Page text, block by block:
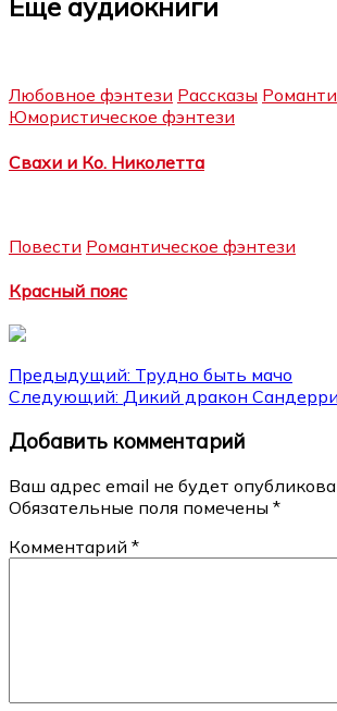
Еще аудиокниги
Любовное фэнтези Рассказы
Юмористическое фэнтези
Свахи и Ко. Николетта
Повести Романтическое фэнтези
Красный пояс
Навигация
по
записям
Предыдущий: Трудно быть мачо
Следующий: Дикий дракон
Добавить комментарий
Ваш адрес email не будет
Обязательные поля помечены *
Комментарий *